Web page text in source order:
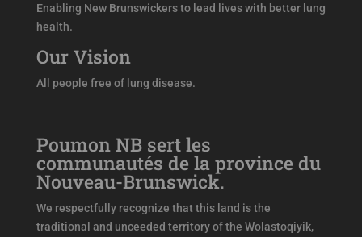
Enabling New Brunswickers to lead lives with better lung
health.
Our Vision
All people free of lung disease.
Poumon NB sert les
communautés de la province du
Nouveau-Brunswick.
We respectfully recognize that this land is the
traditional and unceeded territory of the Wolastoqiyik,